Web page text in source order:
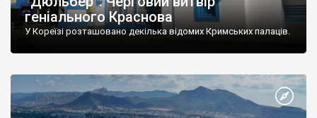
геніального Краснова
У Кореїзі розташовано декілька відомих Кримських палаців.